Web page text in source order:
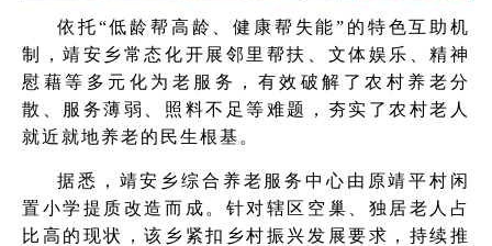
依托“低龄帮高龄、健康帮失能”的特色互助机
制，靖安乡常态化开展邻里帮扶、文体娱乐、精神
慰藉等多元化为老服务，有效破解了农村养老分
散、服务薄弱、照料不足等难题，夯实了农村老人
就近就地养老的民生根基。
据悉，靖安乡综合养老服务中心由原靖平村闲
置小学提质改造而成。针对辖区空巢、独居老人占
比高的现状，该乡紧扣乡村振兴发展要求，持续推